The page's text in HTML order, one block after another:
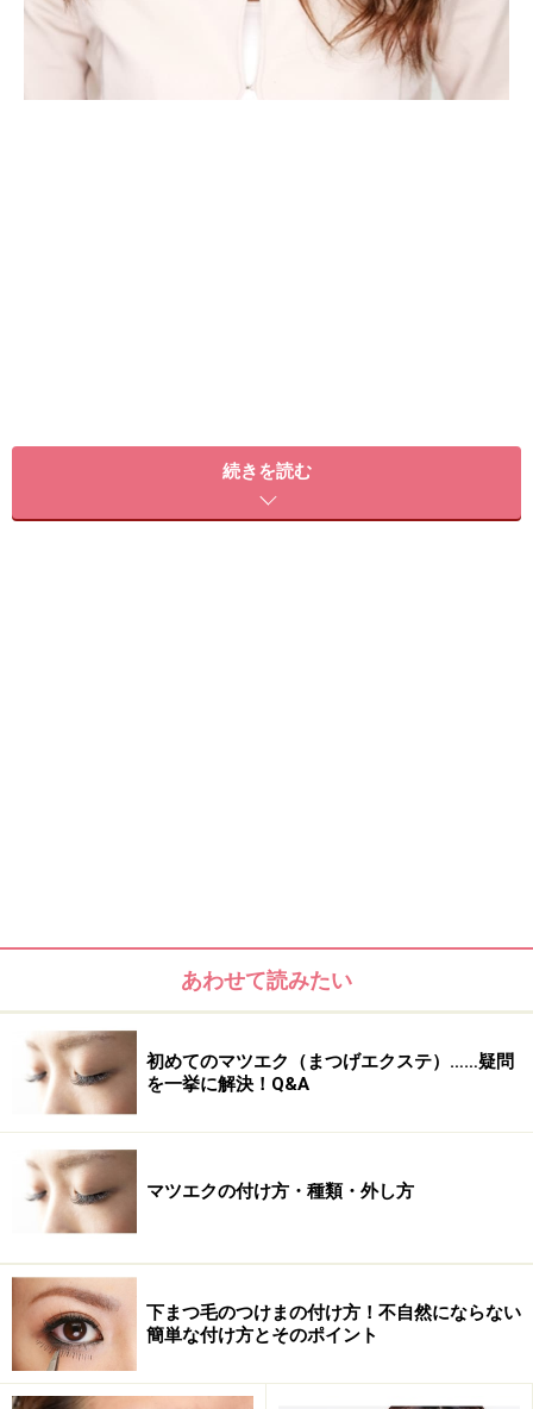
つけまつげで華麗に印象チェンジ！
「目ヂカラ特集 Vol.1 オフィス対応、大人の囲み
1.囲み目のアイメークを行う
つけまつげを自然に見せるためには、しっかりと仕上げ
られたアイメークがマスト。前回ご紹介した
対応！大人の囲み目」をぜひご覧ください。
続きを読む
あわせて読みたい
初めてのマツエク（まつげエクステ）……疑問
を一挙に解決！Q&A
マツエクの付け方・種類・外し方
下まつ毛のつけまの付け方！不自然にならない
簡単な付け方とそのポイント